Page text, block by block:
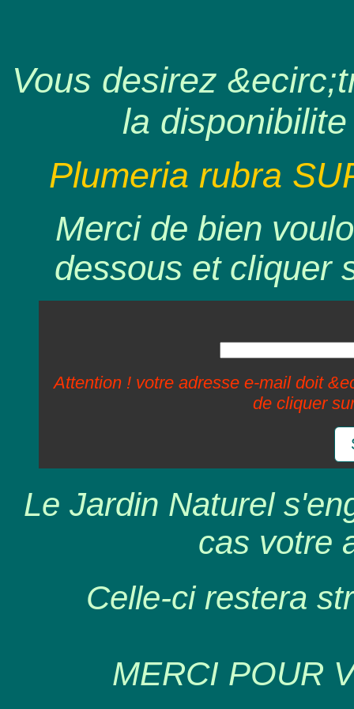
Vous desirez
la
Plumeria rubra
Merci de bien
dessous et cliquer
Attention ! votre adresse e-mail doit
de cliquer
Le Jardin Naturel
cas votre
Celle-ci restera
MERCI POUR